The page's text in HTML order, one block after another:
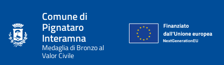
Comune di
Pignataro
Interamna
Medaglia di Bronzo al
Valor Civile